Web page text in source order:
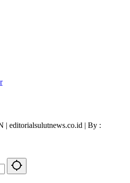
| editorialsulutnews.co.id | By :